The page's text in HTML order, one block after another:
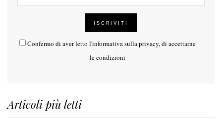
Confermo di aver letto l'informativa sulla privacy, di accettarne
le condizioni
Articoli più letti